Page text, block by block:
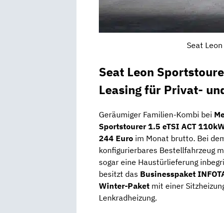
Seat
Seat Leon
Leasing für Privat-
Geräumiger Familien-Kombi bei
Sportstourer 1.5 eTSI ACT
244 Euro im Monat brutto. Bei
konfigurierbares Bestellfahrzeug
sogar eine Haustürlieferung
besitzt das Businesspaket
Winter-Paket mit einer
Lenkradheizung.